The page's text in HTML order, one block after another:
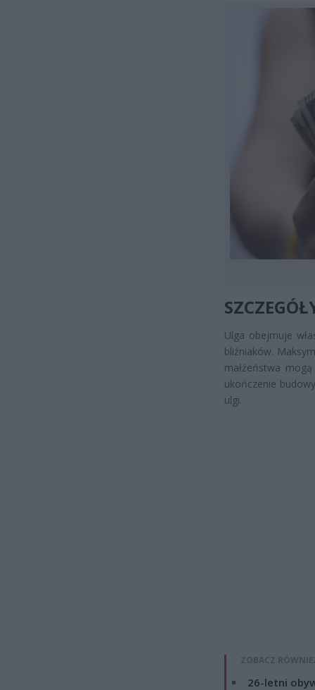
Ulga obejmuje
bliźniaków.
małżeństwa
ukończenie
ulgi.
ZOBACZ
26-letni